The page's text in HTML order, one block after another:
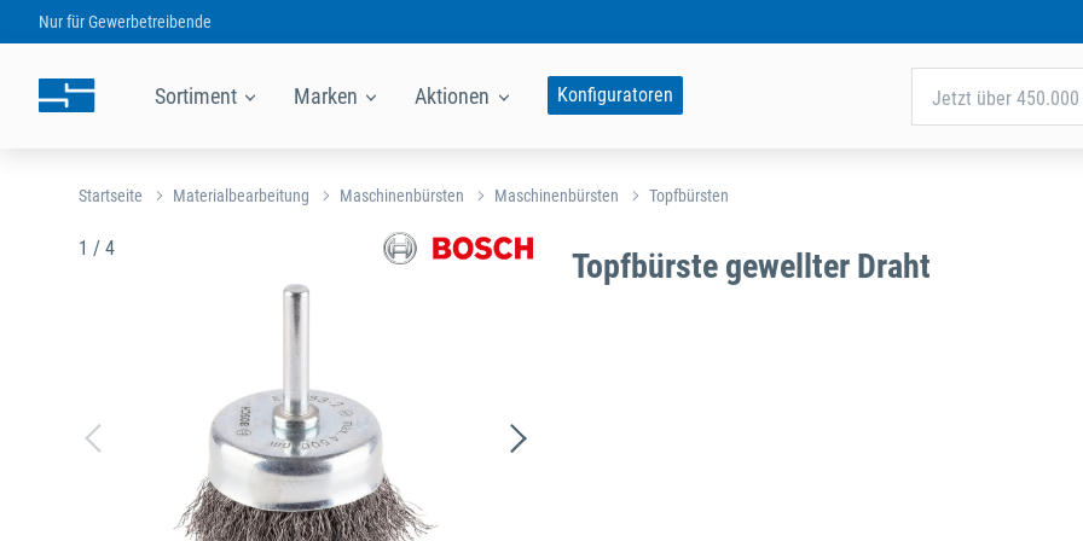
Nur fürGewerbetreibende
Sortiment Marken Aktionen Konfiguratoren Jetzt über
Startseite Materialbearbeitung Maschinenbürsten Maschinenbürsten Topfbürsten
1 / 4 Topfbürste gewellter Draht